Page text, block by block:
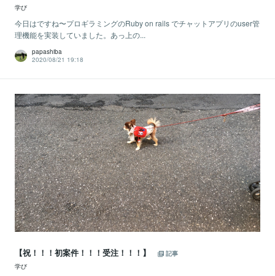
学び
今日はですね〜プロギラミングのRuby on rails でチャットアプリのuser管
理機能を実装していました。あっ上の...
papashiba
2020/08/21 19:18
【祝！！！初案件！！！受注！！！】
記事
学び